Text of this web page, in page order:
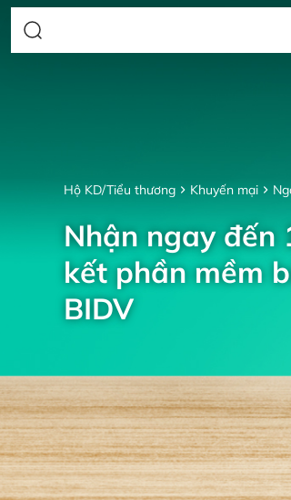
Hộ KD/Tiểu thương Khuyến mại
Nhận ngay đến
kết phần mềm
BIDV